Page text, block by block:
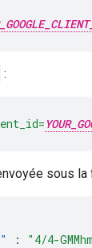
:
sous la
:
"4/4-